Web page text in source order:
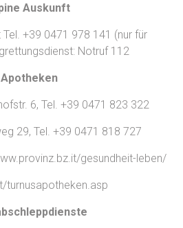
Auskunft
+39 0471 978 141 (nur für
Notruf 112
Apotheken
6, Tel. +39 0471 823 322
29, Tel. +39 0471 818 727
gesundheit-leben/
turnusapotheken.asp